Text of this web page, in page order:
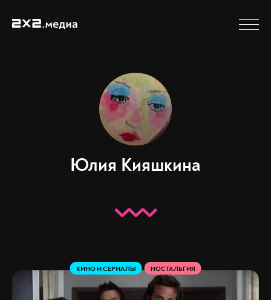
Юлия Кияшкина
КИНО И СЕРИАЛЫ НОСТАЛЬГИЯ